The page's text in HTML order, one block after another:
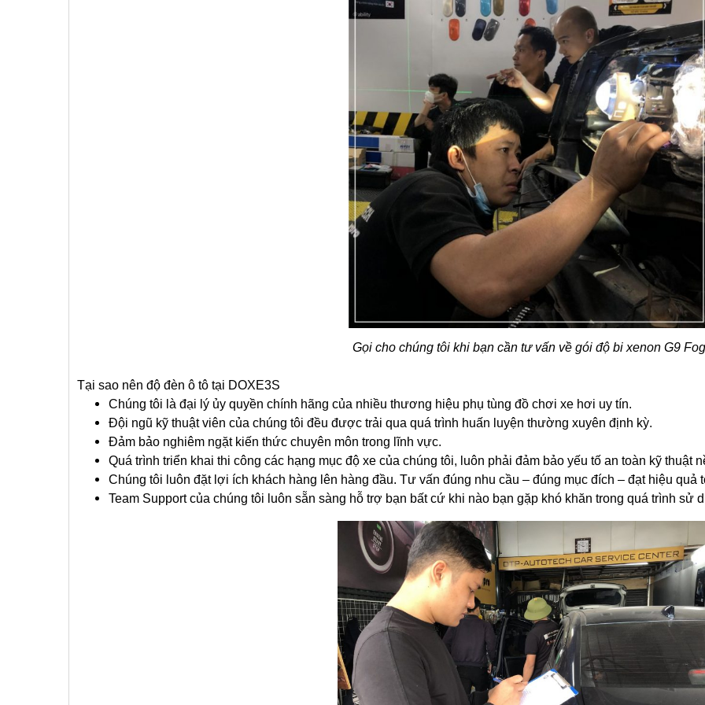
Gọi cho chúng tôi khi bạn cần tư vấn về gói độ bi xenon G9 Fog
Tại sao nên độ đèn ô tô tại DOXE3S
Chúng tôi là đại lý ủy quyền chính hãng của nhiều thương hiệu phụ tùng đồ chơi xe hơi uy tín.
Đội ngũ kỹ thuật viên của chúng tôi đều được trải qua quá trình huấn luyện thường xuyên định kỳ.
Đảm bảo nghiêm ngặt kiến thức chuyên môn trong lĩnh vực.
Quá trình triển khai thi công các hạng mục độ xe của chúng tôi, luôn phải đảm bảo yếu tố an toàn kỹ thuật
Chúng tôi luôn đặt lợi ích khách hàng lên hàng đầu. Tư vấn đúng nhu cầu – đúng mục đích – đạt hiệu quả
Team Support của chúng tôi luôn sẵn sàng hỗ trợ bạn bất cứ khi nào bạn gặp khó khăn trong quá trình sử